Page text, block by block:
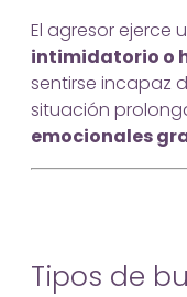
El agresor ejerce
intimidatorio o
sentirse incapaz
situación
emocionales
Tipos de